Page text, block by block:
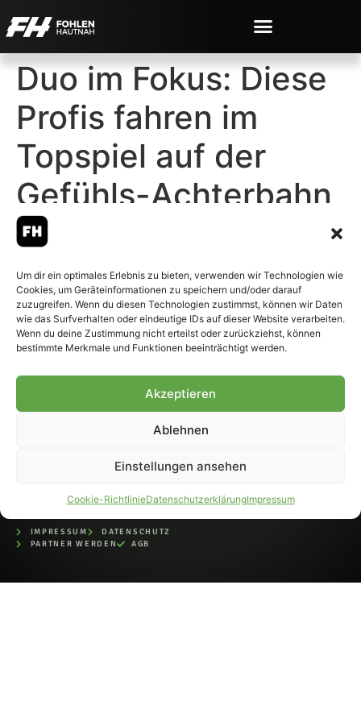
Um dir ein optimales Erlebnis zu bieten, verwenden wir Technologien wie
Cookies, um Geräteinformationen zu speichern und/oder darauf
zuzugreifen. Wenn du diesen Technologien zustimmst, können wir Daten
wie das Surfverhalten oder eindeutige IDs auf dieser Website verarbeiten.
Wenn du deine Zustimmung nicht erteilst oder zurückziehst, können
bestimmte Merkmale und Funktionen beeinträchtigt werden.
Akzeptieren
Ablehnen
Einstellungen ansehen
Cookie-RichtlinieDatenschutzerklärungImpressum
Duo im Fokus: Diese
Profis fahren im
Topspiel auf der
Gefühls-Achterbahn
© 2007-2026 Fohlen-Hautnah.de
– Alle rechte vorbehalten.
Fohlen-Hautnah.de ist ein
offiziell eingetragenes Magazin
IMPRESSUM
DATENSCHUTZ
PARTNER WERDEN
AGB